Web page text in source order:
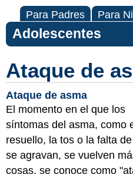
Para Padres Para
Adolescentes
Ataque de
Ataque de asma
El momento en el que los
síntomas del asma, como
resuello, la tos o la falta
se agravan, se vuelven
cosas, se conoce como